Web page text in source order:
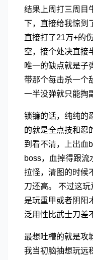
结果上周打三周目
下，直接给我惊到
直接打了21万+的
空，接个处决直接
唯一的缺点就是子
带那个每击杀一个
一半没弹就只能掏
锁镰的话，纯纯的
的就是全点技和忍
到看不清，上出血
boss，血掉得跟流
拉怪，清图的时候
刀还高。 不过这
是玩重甲或者阴阳
泛用性比武士刀差
最想吐槽的就是攻
我当初脑抽想玩远